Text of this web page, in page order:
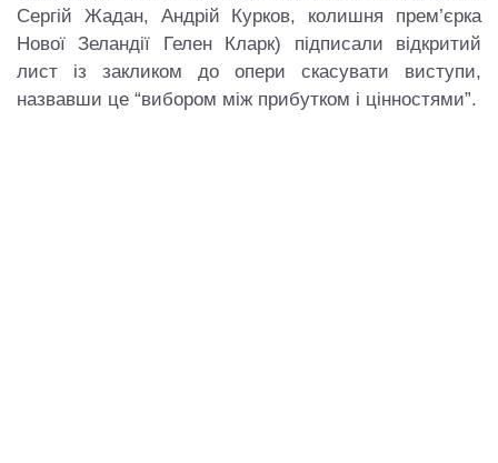
Сергій Жадан, Андрій Курков, колишня прем’єрка
Нової Зеландії Гелен Кларк) підписали відкритий
лист із закликом до опери скасувати виступи,
назвавши це “вибором між прибутком і цінностями”.